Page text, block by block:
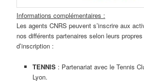
Informations complémentaires :
Les agents CNRS peuvent s’inscrire aux
nos différents partenaires selon leurs
d’inscription :
TENNIS: Partenariat avec le Tennis
Lyon.